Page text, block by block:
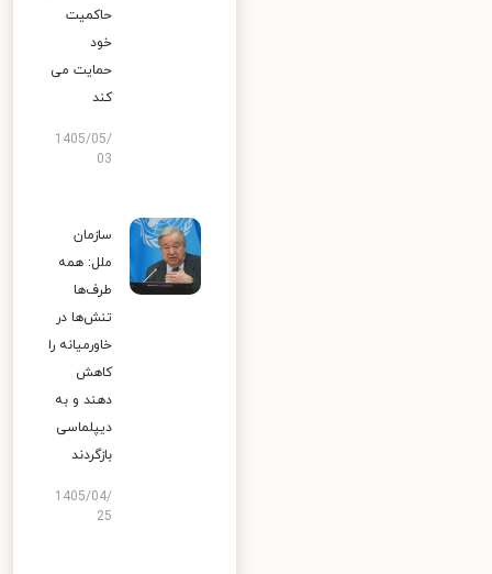
حاکمیت
خود
حمایت می
کند
1405/05/
03
سازمان
ملل: همه
طرف‌ها
تنش‌ها در
خاورمیانه را
کاهش
دهند و به
دیپلماسی
بازگردند
1405/04/
25